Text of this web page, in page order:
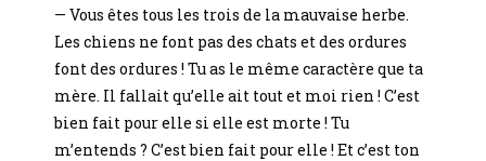
— Vous êtes tous les trois de la mauvaise herbe.
Les chiens ne font pas des chats et des ordures
font des ordures ! Tu as le même caractère que ta
mère. Il fallait qu’elle ait tout et moi rien ! C’est
bien fait pour elle si elle est morte ! Tu
m’entends ? C’est bien fait pour elle ! Et c’est ton